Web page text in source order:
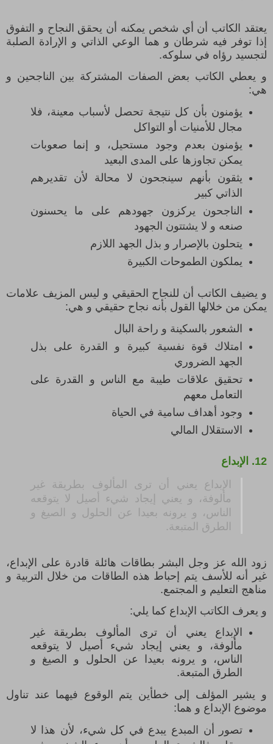
يعتقد الكاتب أن أي شخص يمكنه أن يحقق النجاح و التفوق
إذا توفر فيه شرطان و هما الوعي الذاتي و الإرادة الصلبة
لتجسيد رؤاه في سلوكه.
و يعطي الكاتب بعض الصفات المشتركة بين الناجحين و
هي:
يؤمنون بأن كل نتيجة تحصل لأسباب معينة، فلا
مجال للأمنيات أو التواكل
يؤمنون بعدم وجود مستحيل، و إنما صعوبات
يمكن تجاوزها على المدى البعيد
يثقون بأنهم سينجحون لا محالة لأن تقديرهم
الذاتي كبير
الناجحون يركزون جهودهم على ما يحسنون
صنعه و لا يشتتون الجهود
يتحلون بالإصرار و بذل الجهد اللازم
يملكون الطموحات الكبيرة
و يضيف الكاتب أن للنجاح الحقيقي و ليس المزيف علامات
يمكن من خلالها القول بأنه نجاح حقيقي و هي:
الشعور بالسكينة و راحة البال
امتلاك قوة نفسية كبيرة و القدرة على بذل
الجهد الضروري
تحقيق علاقات طيبة مع الناس و القدرة على
التعامل معهم
وجود أهداف سامية في الحياة
الاستقلال المالي
12.
الإبداع
الإبداع يعني أن ترى المألوف بطريقة غير
مألوفة، و يعني إيجاد شيء أصيل لا يتوقعه
الناس، و يرونه بعيدا عن الحلول و الصيغ و
الطرق المتبعة .
زود الله عز وجل البشر بطاقات هائلة قادرة على الإبداع،
غير أنه للأسف يتم إحباط هذه الطاقات من خلال التربية و
مناهج التعليم و المجتمع.
و يعرف الكاتب الإبداع كما يلي:
الإبداع يعني أن ترى المألوف بطريقة غير
مألوفة، و يعني إيجاد شيء أصيل لا يتوقعه
الناس، و يرونه بعيدا عن الحلول و الصيغ و
الطرق المتبعة.
و يشير المؤلف إلى خطأين يتم الوقوع فيهما عند تناول
موضوع الإبداع و هما:
تصور أن المبدع يبدع في كل شيء، لأن هذا لا